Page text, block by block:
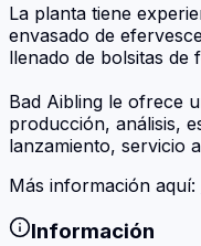
La planta tiene
envasado de
llenado de bolsitas de
Bad Aibling le ofrece
producción, análisis,
lanzamiento, servicio
Más información aquí:
Información